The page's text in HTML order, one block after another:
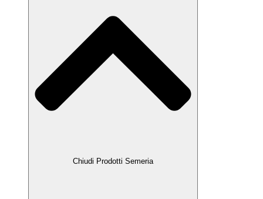
Chiudi Prodotti Semeria